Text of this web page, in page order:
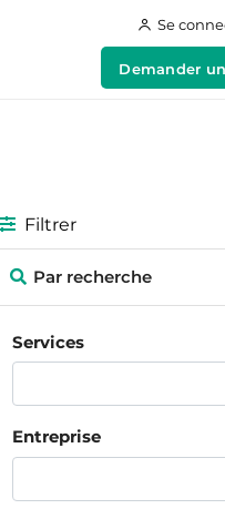
Se
Demander
Filtrer
Par recherche
Services
Entreprise